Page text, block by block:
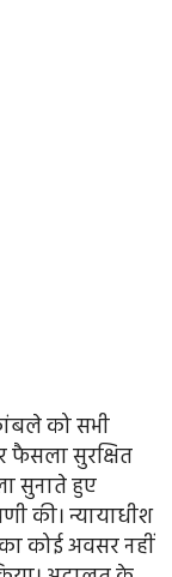
को सभी
फैसला सुरक्षित
सुनाते हुए
की। न्यायाधीश
कोई अवसर नहीं